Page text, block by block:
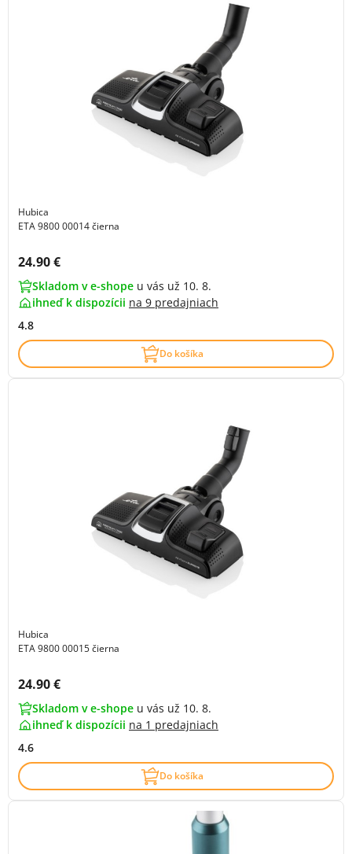
Hubica
ETA 9800 00014 čierna
Cena s DPH:
24.90 €
Skladom v e-shope u vás už 10. 8.
ihneď k dispozícii na 9 predajniach
4.8
Do košíka
Hubica
ETA 9800 00015 čierna
Cena s DPH:
24.90 €
Skladom v e-shope u vás už 10. 8.
ihneď k dispozícii na 1 predajniach
4.6
Do košíka